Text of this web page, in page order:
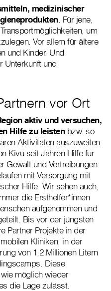
medizinischer
. Für jene,
um
Vor allem für ältere
und Kinder. Und
Unterkunft und
vor Ort
aktiv und versuchen,
Hilfe zu leisten bzw. so
Aktivitäten auszuweiten.
Kivu seit Jahren Hilfe für
Gewalt und Vertreibungen.
mit Versorgung mit
Hilfe. Wir sehen auch,
die Ersthelfer*innen
aufgenommen und
Bis vor der jüngsten
Partner Projekte in der
Kliniken, in der
von 1,2 Millionen Litern
Diese
möglich wieder
die Lage zulässt.